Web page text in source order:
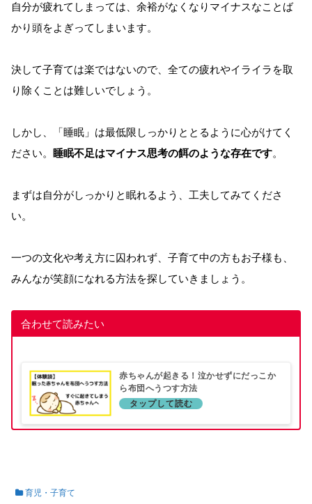
自分が疲れてしまっては、余裕がなくなりマイナスなことば
かり頭をよぎってしまいます。
決して子育ては楽ではないので、全ての疲れやイライラを取
り除くことは難しいでしょう。
しかし、「睡眠」は最低限しっかりととるように心がけてく
ださい。
睡眠不足はマイナス思考の餌のような存在です。
まずは自分がしっかりと眠れるよう、工夫してみてくださ
い。
一つの文化や考え方に囚われず、子育て中の方もお子様も、
みんなが笑顔になれる方法を探していきましょう。
合わせて読みたい
赤ちゃんが起きる！泣かせずにだっこか
ら布団へうつす方法
育児・子育て